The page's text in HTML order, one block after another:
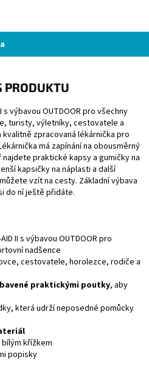
PRODUKTU
s výbavou OUTDOOR pro všechny
turisty, výletníky, cestovatele a
zpracovaná lékárnička pro
má zapínání na obousměrný
praktické kapsy a gumičky na
kapsičky na náplasti a další
vzít na cesty. Základní výbava
do ní ještě přidáte.
II s výbavou OUTDOOR pro
nadšence
cestovatele, horolezce, rodiče a
praktickými poutky, aby
která udrží neposedné pomůcky
bílým křížkem
popisky